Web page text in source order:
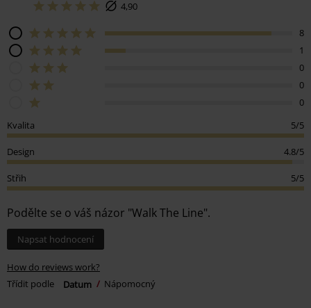
4,90
8
1
0
0
0
Kvalita
5/5
Design 4.8/5
Střih 5/5
Podělte se o váš názor "Walk The Line".
Napsat hodnocení
How do reviews work?
Třídit podle
Datum Nápomocný